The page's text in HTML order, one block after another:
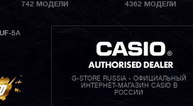
742 МОДЕЛИ 4362 МОДЕЛИ
5A
G-STORE RUSSIA - ОФИЦИАЛЬНЫЙ
ИНТЕРНЕТ-МАГАЗИН CASIO В
РОССИИ